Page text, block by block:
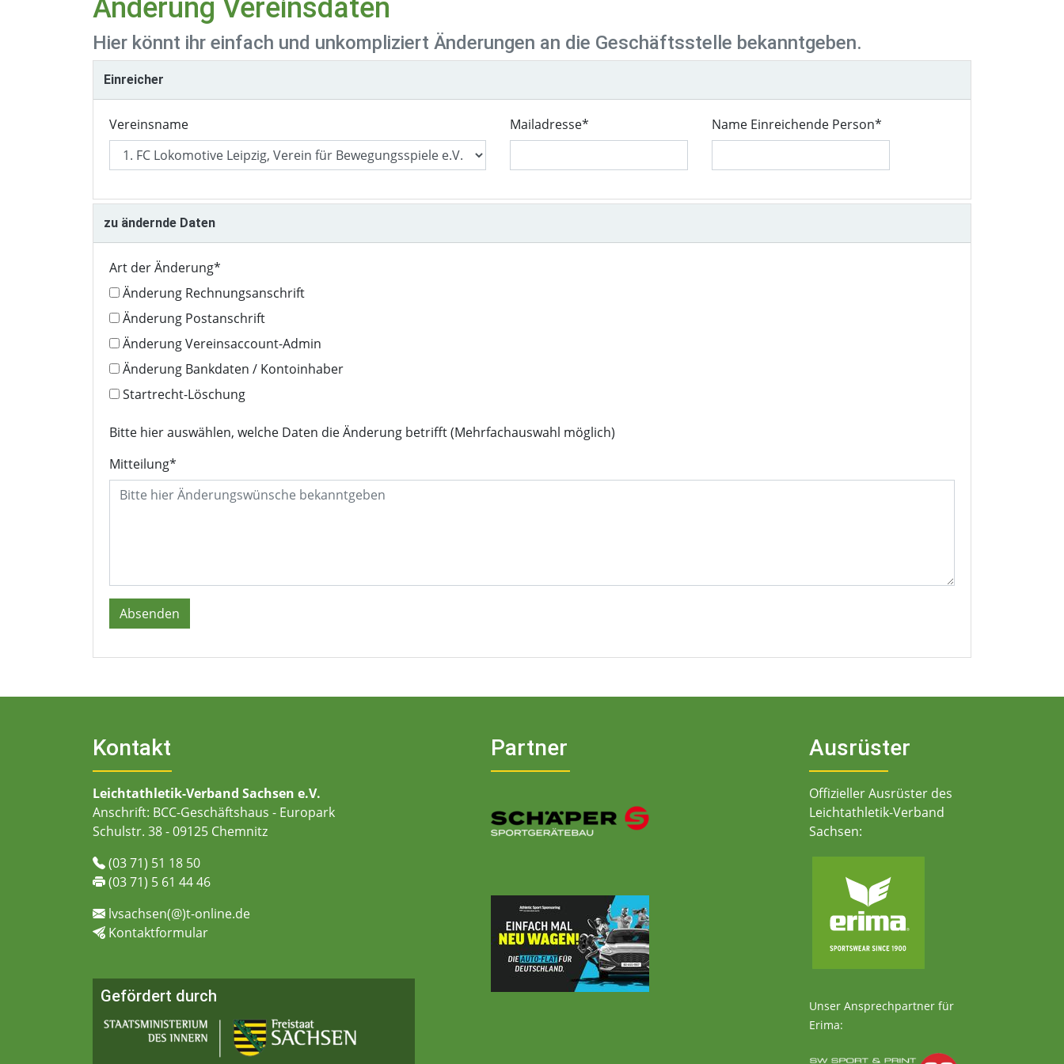
Änderung Vereinsdaten
Hier könnt ihr einfach und unkompliziert Änderungen an die Geschäftsstelle bekanntgeben.
Einreicher
Vereinsname Mailadresse* Name Einreichende Person*
zu ändernde Daten
Art der Änderung*
Änderung Rechnungsanschrift
Änderung Postanschrift
Änderung Vereinsaccount-Admin
Änderung Bankdaten / Kontoinhaber
Startrecht-Löschung
Bitte hier auswählen, welche Daten die Änderung betrifft (Mehrfachauswahl möglich)
Mitteilung*
Kontakt
Leichtathletik-Verband Sachsen e.V.
Anschrift: BCC-Geschäftshaus - Europark
Schulstr. 38 - 09125 Chemnitz
(03 71) 51 18 50
(03 71) 5 61 44 46
lvsachsen(@)t-online.de
Kontaktformular
Gefördert durch
Partner Ausrüster
Offizieller Ausrüster des
Leichtathletik-Verband
Sachsen:
Unser Ansprechpartner für
Erima: